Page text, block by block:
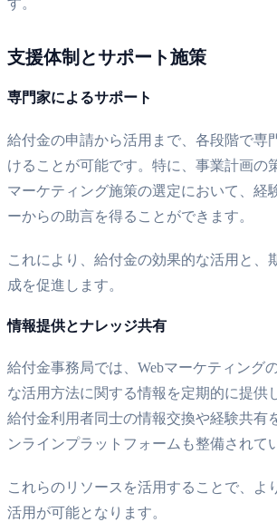
す。
支援体制とサポート施策
専門家によるサポート
給付金の申請から活用まで、各段階で専
けることが可能です。特に、事業計画の
マーケティング施策の選定において、経
ーからの助言を得ることができます。
これにより、給付金の効果的な活用と、
成を促進します。
情報提供とナレッジ共有
給付金事務局では、Webマーケティング
な活用方法に関する情報を定期的に提供
給付金利用者同士の情報交換や経験共有
ンラインプラットフォームも整備されて
これらのリソースを活用することで、よ
活用が可能となります。